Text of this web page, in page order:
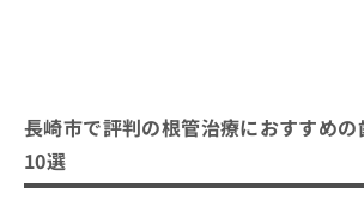
長崎市で評判の根管治療におすすめ
10選